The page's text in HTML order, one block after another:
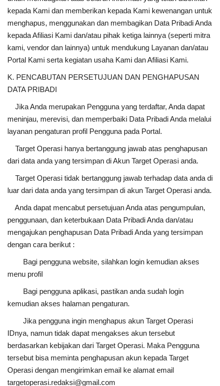
kepada Kami dan memberikan kepada Kami kewenangan untuk
menghapus, menggunakan dan membagikan Data Pribadi Anda
kepada Afiliasi Kami dan/atau pihak ketiga lainnya (seperti mitra
kami, vendor dan lainnya) untuk mendukung Layanan dan/atau
Portal Kami serta kegiatan usaha Kami dan Afiliasi Kami.
K. PENCABUTAN PERSETUJUAN DAN PENGHAPUSAN
DATA PRIBADI
Jika Anda merupakan Pengguna yang terdaftar, Anda dapat
meninjau, merevisi, dan memperbaiki Data Pribadi Anda melalui
layanan pengaturan profil Pengguna pada Portal.
Target Operasi hanya bertanggung jawab atas penghapusan
dari data anda yang tersimpan di Akun Target Operasi anda.
Target Operasi tidak bertanggung jawab terhadap data anda di
luar dari data anda yang tersimpan di akun Target Operasi anda.
Anda dapat mencabut persetujuan Anda atas pengumpulan,
penggunaan, dan keterbukaan Data Pribadi Anda dan/atau
mengajukan penghapusan Data Pribadi Anda yang tersimpan
dengan cara berikut :
Bagi pengguna website, silahkan login kemudian akses
menu profil
Bagi pengguna aplikasi, pastikan anda sudah login
kemudian akses halaman pengaturan.
Jika pengguna ingin menghapus akun Target Operasi
IDnya, namun tidak dapat mengakses akun tersebut
berdasarkan kebijakan dari Target Operasi. Maka Pengguna
tersebut bisa meminta penghapusan akun kepada Target
Operasi dengan mengirimkan email ke alamat email
targetoperasi.redaksi@gmail.com